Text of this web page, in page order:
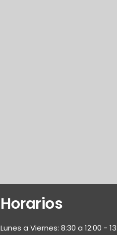
Horarios
Lunes a Viernes: 8:30 a 12:00 -